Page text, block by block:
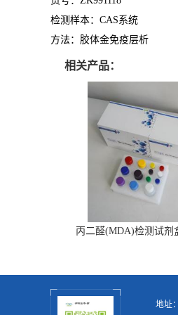
检测样本： CAS系统
方法： 胶体金免疫层析
相关产品：
丙二醛(MDA)检测试剂
地址